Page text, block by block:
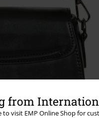
from
to visit EMP Online Shop for